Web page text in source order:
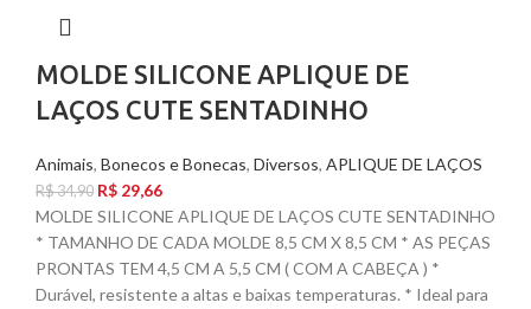
MOLDE SILICONE APLIQUE DE
LAÇOS CUTE SENTADINHO
Animais, Bonecos e Bonecas, Diversos, APLIQUE DE LAÇOS
R$34,90 R$ 29,66
MOLDE SILICONE APLIQUE DE LAÇOS CUTE SENTADINHO
* TAMANHO DE CADA MOLDE 8,5 CM X 8,5 CM * AS PEÇAS
PRONTAS TEM 4,5 CM A 5,5 CM ( COM A CABEÇA ) *
Durável, resistente a altas e baixas temperaturas. * Ideal para